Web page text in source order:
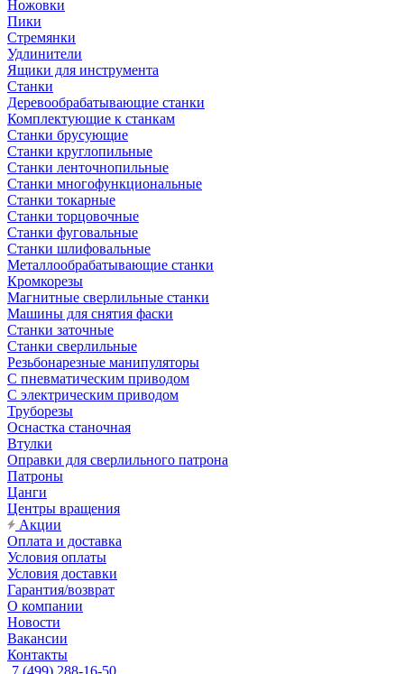
Ножовки
Пики
Стремянки
Удлинители
Ящики для инструмента
Станки
Деревообрабатывающие станки
Комплектующие к станкам
Станки брусующие
Станки круглопильные
Станки ленточнопильные
Станки многофункциональные
Станки токарные
Станки торцовочные
Станки фуговальные
Станки шлифовальные
Металлообрабатывающие станки
Кромкорезы
Магнитные сверлильные станки
Машины для снятия фаски
Станки заточные
Станки сверлильные
Резьбонарезные манипуляторы
С пневматическим приводом
С электрическим приводом
Труборезы
Оснастка станочная
Втулки
Оправки для сверлильного патрона
Патроны
Цанги
Центры вращения
Акции
Оплата и доставка
Условия оплаты
Условия доставки
Гарантия/возврат
О компании
Новости
Вакансии
Контакты
7 (499) 288-16-50